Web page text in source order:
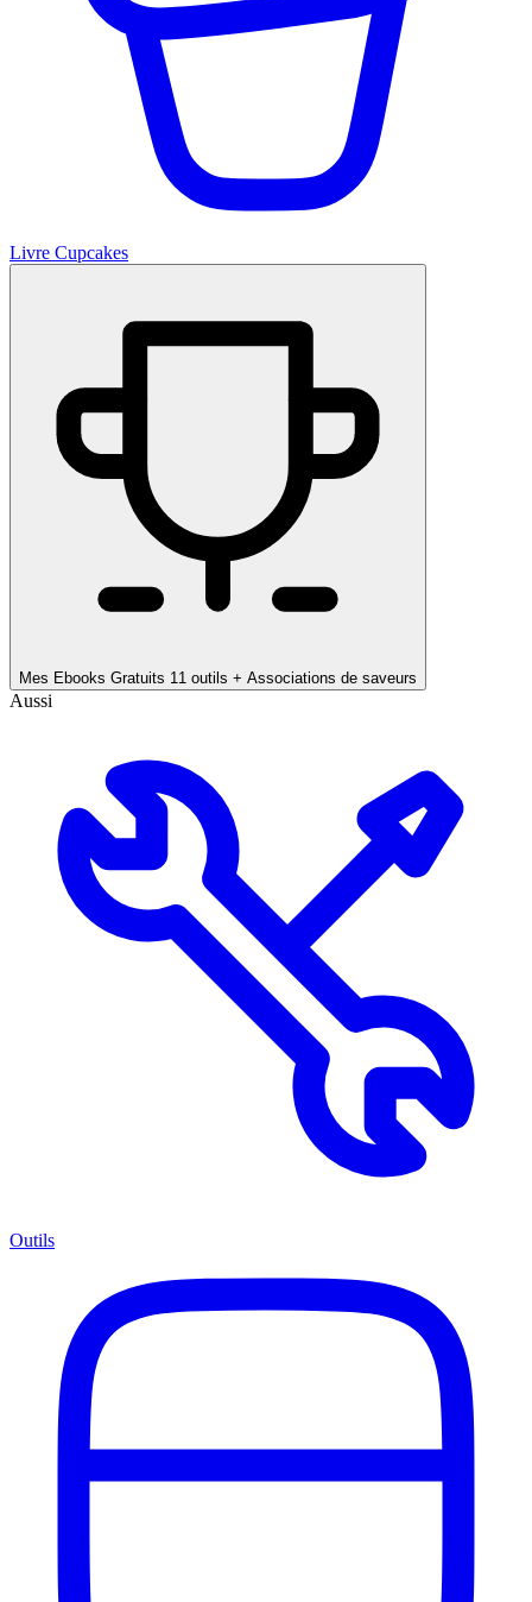
Livre Cupcakes
Mes Ebooks Gratuits 11 outils + Associations de saveurs
Aussi
Outils